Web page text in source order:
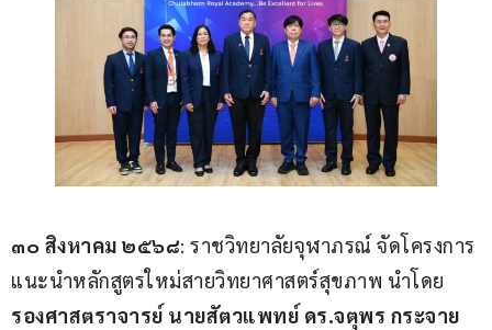
๓๐ สิงหาคม ๒๕๖๘: ราชวิทยาลัยจุฬาภรณ์ จัดโครงการ
แนะนำหลักสูตรใหม่สายวิทยาศาสตร์สุขภาพ นำโดย
รองศาสตราจารย์ นายสัตวแพทย์ ดร.จตุพร กระจาย